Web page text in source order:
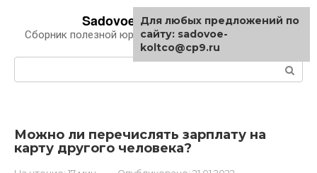
контенту
Sadovoe-koltco.ru
Сборник полезной юридической информации
Можно ли перечислять зарплату на
карту другого человека?
Для любых предложений по
сайту: sadovoe-
koltco@cp9.ru